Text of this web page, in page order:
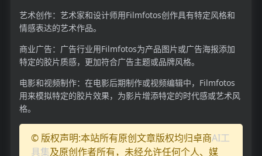
艺术创作：艺术家和设计师用Filmfotos创作具有特定风格和
情感表达的艺术作品。
商业广告：广告行业用Filmfotos为产品图片或广告海报添加
特定的胶片质感，更加符合广告主题或品牌风格。
电影和视频制作：在电影后期制作或视频编辑中，Filmfotos
用来模拟特定的胶片效果，为影片增添特定的时代感或艺术风
格。
© 版权声明:本站所有原创文章版权均归卓商AI工
具集及原创作者所有，未经允许任何个人、媒